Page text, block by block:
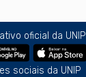
oficial da UNIP
sociais da UNIP